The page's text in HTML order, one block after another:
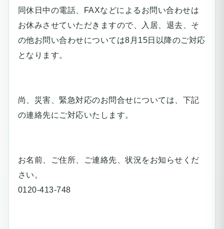
同休日中の電話、FAXなどによるお問い合わせは
お休みさせていただきますので、
入居、退去、そ
の他お問い合わせについては8月15日以降のご対応
となります。
尚、災害、緊急対応のお問合せについては、下記
の連絡先にご対応いたします。
お名前、ご住所、ご連絡先、状況をお知らせくだ
さい。
0120-413-748